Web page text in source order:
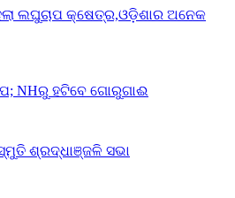
ଲଘୁଚାପ କ୍ଷେତ୍ର,ଓଡ଼ିଶାର ଅନେକ
NHରୁ ହଟିବେ ଗୋରୁଗାଈ
ଶ୍ରଦ୍ଧାଞ୍ଜଳି ସଭା